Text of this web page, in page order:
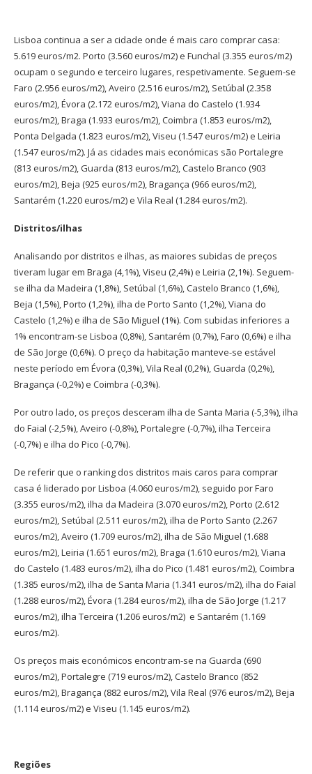
Lisboa continua a ser a cidade onde é mais caro comprar casa:
5.619 euros/m2. Porto (3.560 euros/m2) e Funchal (3.355 euros/m2)
ocupam o segundo e terceiro lugares, respetivamente. Seguem-se
Faro (2.956 euros/m2), Aveiro (2.516 euros/m2), Setúbal (2.358
euros/m2), Évora (2.172 euros/m2), Viana do Castelo (1.934
euros/m2), Braga (1.933 euros/m2), Coimbra (1.853 euros/m2),
Ponta Delgada (1.823 euros/m2), Viseu (1.547 euros/m2) e Leiria
(1.547 euros/m2). Já as cidades mais económicas são Portalegre
(813 euros/m2), Guarda (813 euros/m2), Castelo Branco (903
euros/m2), Beja (925 euros/m2), Bragança (966 euros/m2),
Santarém (1.220 euros/m2) e Vila Real (1.284 euros/m2).
Distritos/ilhas
Analisando por distritos e ilhas, as maiores subidas de preços
tiveram lugar em Braga (4,1%), Viseu (2,4%) e Leiria (2,1%). Seguem-
se ilha da Madeira (1,8%), Setúbal (1,6%), Castelo Branco (1,6%),
Beja (1,5%), Porto (1,2%), ilha de Porto Santo (1,2%), Viana do
Castelo (1,2%) e ilha de São Miguel (1%). Com subidas inferiores a
1% encontram-se Lisboa (0,8%), Santarém (0,7%), Faro (0,6%) e ilha
de São Jorge (0,6%). O preço da habitação manteve-se estável
neste período em Évora (0,3%), Vila Real (0,2%), Guarda (0,2%),
Bragança (-0,2%) e Coimbra (-0,3%).
Por outro lado, os preços desceram ilha de Santa Maria (-5,3%), ilha
do Faial (-2,5%), Aveiro (-0,8%), Portalegre (-0,7%), ilha Terceira
(-0,7%) e ilha do Pico (-0,7%).
De referir que o ranking dos distritos mais caros para comprar
casa é liderado por Lisboa (4.060 euros/m2), seguido por Faro
(3.355 euros/m2), ilha da Madeira (3.070 euros/m2), Porto (2.612
euros/m2), Setúbal (2.511 euros/m2), ilha de Porto Santo (2.267
euros/m2), Aveiro (1.709 euros/m2), ilha de São Miguel (1.688
euros/m2), Leiria (1.651 euros/m2), Braga (1.610 euros/m2), Viana
do Castelo (1.483 euros/m2), ilha do Pico (1.481 euros/m2), Coimbra
(1.385 euros/m2), ilha de Santa Maria (1.341 euros/m2), ilha do Faial
(1.288 euros/m2), Évora (1.284 euros/m2), ilha de São Jorge (1.217
euros/m2), ilha Terceira (1.206 euros/m2) e Santarém (1.169
euros/m2).
Os preços mais económicos encontram-se na Guarda (690
euros/m2), Portalegre (719 euros/m2), Castelo Branco (852
euros/m2), Bragança (882 euros/m2), Vila Real (976 euros/m2), Beja
(1.114 euros/m2) e Viseu (1.145 euros/m2).
Regiões